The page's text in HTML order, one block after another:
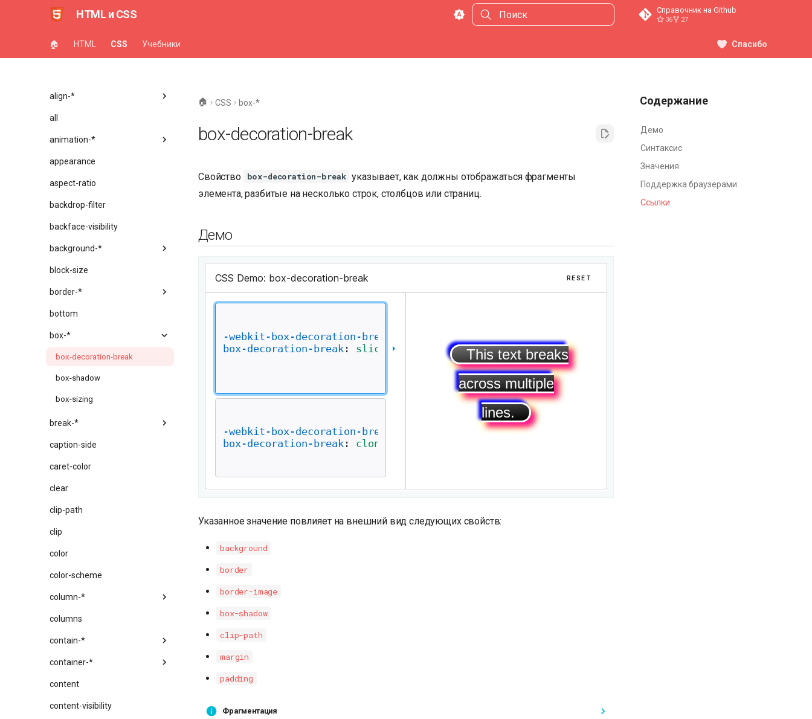
HTML и CSS Справочник на Github
36 27
🏠 HTML CSS Учебники Спасибо
:-классы
align-*
all
animation-*
appearance
aspect-ratio
backdrop-filter
backface-visibility
background-*
block-size
border-*
bottom
box-*
box-decoration-break
box-shadow
box-sizing
break-*
caption-side
caret-color
clear
clip-path
clip
color
color-scheme
column-*
columns
contain-*
container-*
content
content-visibility
Содержание
Демо
Синтаксис
Значения
Поддержка браузерами
Ссылки
🏠 CSS box-*
box-decoration-break
Свойство box-decoration-break указывает, как должны отображаться фрагменты
элемента, разбитые на несколько строк, столбцов или страниц.
Демо
Указанное значение повлияет на внешний вид следующих свойств:
background
border
border-image
box-shadow
clip-path
margin
padding
Фрагментация